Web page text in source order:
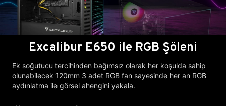
Excalibur E650 ile RGB Şöleni
Ek soğutucu tercihinden bağımsız olarak her koşulda sahip
olunabilecek 120mm 3 adet RGB fan sayesinde her an RGB
aydınlatma ile görsel ahengini yakala.